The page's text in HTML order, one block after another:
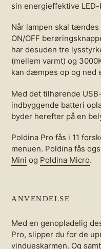
sin energieffektive
Når lampen skal
ON/OFF
har desuden tre
(mellem varmt) og
kan dæmpes op og ned
Med det tilhørende
indbyggende batteri
byder herefter på en
Poldina Pro fås i 11
menuen. Poldina fås
Mini og Poldina Micro.
ANVENDELSE
Med en genopladelig
Pro, slipper du for de
vindueskarmen. Og